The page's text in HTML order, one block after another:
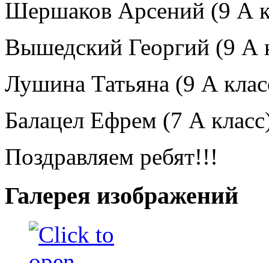
Шершаков Арсений (9 А
Вышедский Георгий (9 А
Лушина Татьяна (9 А
Балацел Ефрем (7 А
Поздравляем ребят!!!
Галерея изображений